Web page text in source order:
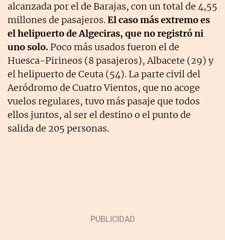
alcanzada por el de Barajas, con un total de 4,55
millones de pasajeros.El caso más extremo es
el helipuerto de Algeciras, que no registró ni
uno solo. Poco más usados fueron el de
Huesca-Pirineos (8 pasajeros), Albacete (29) y
el helipuerto de Ceuta (54). La parte civil del
Aeródromo de Cuatro Vientos, que no acoge
vuelos regulares, tuvo más pasaje que todos
ellos juntos, al ser el destino o el punto de
salida de 205 personas.